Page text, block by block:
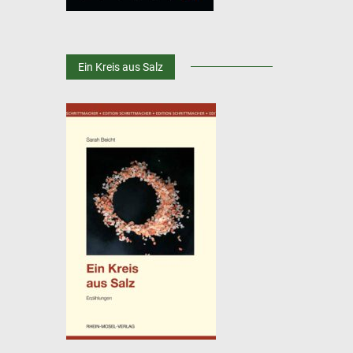
Ein Kreis aus Salz